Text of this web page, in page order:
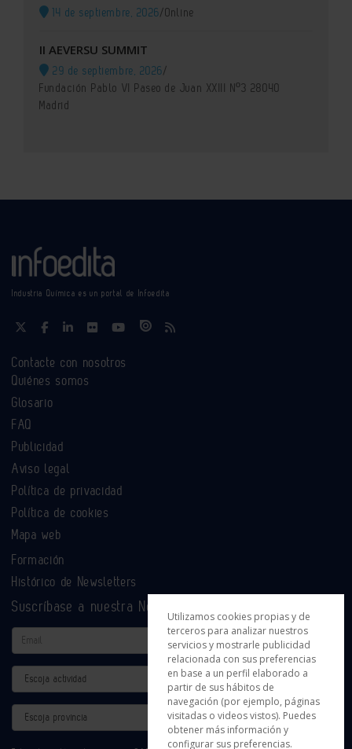
14 de septiembre, 2026/Online
II AEVERSU SUMMIT
29 de septiembre, 2026/
Fundación Pablo VI Paseo de Juan XXIII Nº3 28040
Madrid
Industria Química es un portal de Infoedita
Contacte con nosotros
Quiénes somos
Glosario
FAQ
Publicidad
Aviso legal
Política de privacidad
Política de cookies
Mapa web
Formación
Histórico de Newsletters
Suscríbase a nuestra Newsletter
Email
Actividad
Provincia
Utilizamos cookies propias y de
terceros para analizar nuestros
servicios y mostrarle publicidad
relacionada con sus preferencias
en base a un perfil elaborado a
partir de sus hábitos de
navegación (por ejemplo, páginas
visitadas o videos vistos). Puedes
obtener más información y
configurar sus preferencias.